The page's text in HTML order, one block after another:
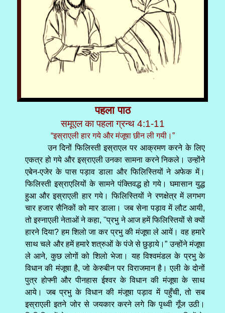
पहला पाठ
समूएल का पहला ग्रन्थ 4:1-11
“इस्राएली हार गये और मंजूषा छीन ली गयी।”
उन दिनों फिलिस्ती इस्राएल पर आक्रमण करने के लिए
एकत्र हो गये और इस्राएली उनका सामना करने निकले। उन्होंने
एबेन-एजेर के पास पड़ाव डाला और फिलिस्तियों ने अफेक में।
फिलिस्ती इस्राएलियों के सामने पंक्तिवद्ध हो गये। घमासान युद्ध
हुआ और इस्राएली हार गये। फिलिस्तियों ने रणक्षेत्र में लगभग
चार हजार सैनिकों को मार डाला। जब सेना पड़ाव में लौट आयी,
तो इस्नाएली नेताओं ने कहा, ''प्रभु ने आज हमें फिलिस्तियों से क्यों
हारने दिया? हम शिलो जा कर प्रभु की मंजूषा ले आयें। वह हमारे
साथ चले और हमें हमारे शत्रुओं के पंजे से छुड़ाये।” उन्होंने मंजूषा
ले आने, कुछ लोगों को शिलो भेजा। यह विश्वमंडल के प्रभु के
विधान की मंजूषा है, जो केरुबीन पर विराजमान है। एली के दोनों
पुत्र होफ्नी और पीनहास ईश्वर के विधान की मंजूषा के साथ
आये। जब प्रभु के विधान की मंजूषा पड़ाव में पहुँची, तो सब
इस्राएली इतने जोर से जयकार करने लगे कि पृथ्वी गूँज उठी।